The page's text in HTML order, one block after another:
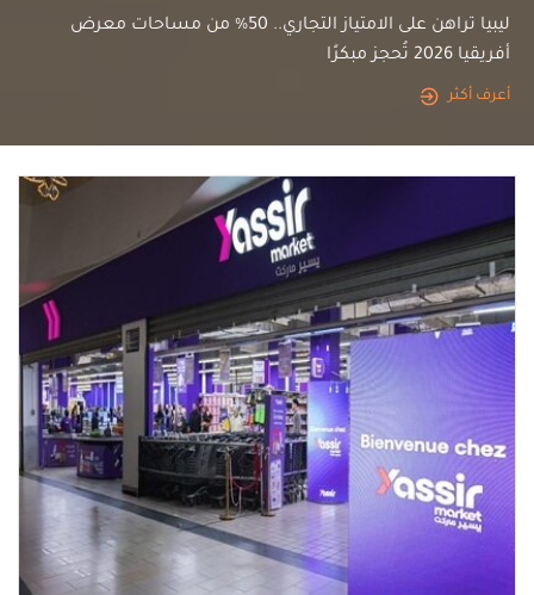
ليبيا تراهن على الامتياز التجاري.. 50% من مساحات معرض
أفريقيا 2026 تُحجز مبكرًا
أعرف أكثر